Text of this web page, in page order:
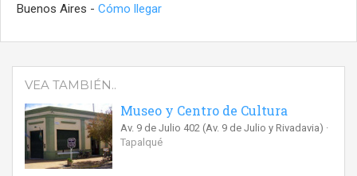
Buenos Aires - Cómo llegar
VEA TAMBIÉN..
Museo y Centro de Cultura
Av. 9 de Julio 402 (Av. 9 de Julio y Rivadavia)
Tapalqué